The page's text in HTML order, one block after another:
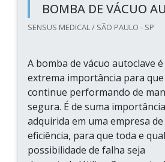
BOMBA DE VÁCUO
SENSUS MEDICAL / SÃO PAULO - SP
A bomba de vácuo autoclave
extrema importância para
continue performando de
segura. É de suma
adquirida em uma empresa
eficiência, para que toda e
possibilidade de falha seja